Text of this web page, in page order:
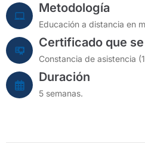
Metodología
Educación a distancia en
Certificado que
Constancia de asistencia
Duración
5 semanas.